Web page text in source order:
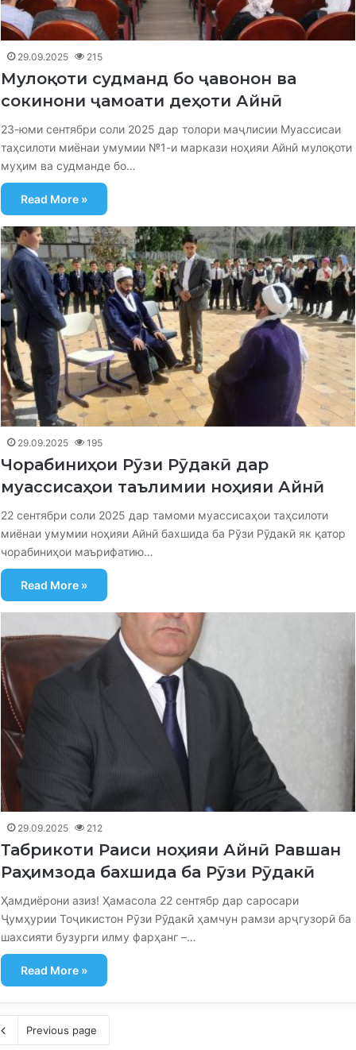
29.09.2025 215
Мулоқоти судманд бо ҷавонон ва
сокинони ҷамоати деҳоти Айнӣ
23-юми сентябри соли 2025 дар толори маҷлисии Муассисаи
таҳсилоти миёнаи умумии №1-и маркази ноҳияи Айнӣ мулоқоти
муҳим ва судманде бо…
Read More »
29.09.2025 195
Чорабиниҳои Рӯзи Рӯдакӣ дар
муассисаҳои таълимии ноҳияи Айнӣ
22 сентябри соли 2025 дар тамоми муассисаҳои таҳсилоти
миёнаи умумии ноҳияи Айнӣ бахшида ба Рӯзи Рӯдакӣ як қатор
чорабиниҳои маърифатию…
Read More »
29.09.2025 212
Табрикоти Раиси ноҳияи Айнӣ Равшан
Раҳимзода бахшида ба Рӯзи Рӯдакӣ
Ҳамдиёрони азиз! Ҳамасола 22 сентябр дар саросари
Ҷумҳурии Тоҷикистон Рӯзи Рӯдакӣ ҳамчун рамзи арҷгузорӣ ба
шахсияти бузурги илму фарҳанг –…
Read More »
Previous page